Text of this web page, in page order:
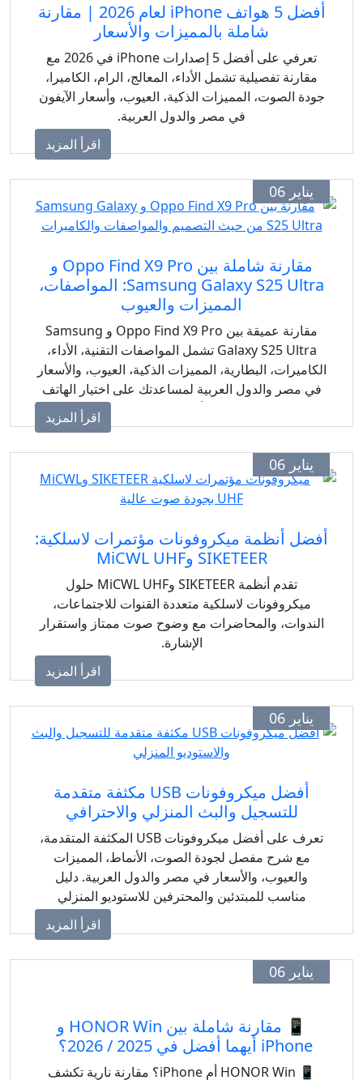
أفضل 5 هواتف iPhone لعام 2026 | مقارنة
شاملة بالمميزات والأسعار
تعرفي على أفضل 5 إصدارات iPhone في 2026 مع
مقارنة تفصيلية تشمل الأداء، المعالج، الرام، الكاميرا،
جودة الصوت، المميزات الذكية، العيوب، وأسعار الآيفون
في مصر والدول العربية.
اقرأ المزيد
يناير 06
مقارنة شاملة بين Oppo Find X9 Pro و
Samsung Galaxy S25 Ultra: المواصفات،
المميزات والعيوب
مقارنة عميقة بين Oppo Find X9 Pro و Samsung
Galaxy S25 Ultra تشمل المواصفات التقنية، الأداء،
الكاميرات، البطارية، المميزات الذكية، العيوب، والأسعار
في مصر والدول العربية لمساعدتك على اختيار الهاتف
اقرأ المزيد
يناير 06
أفضل أنظمة ميكروفونات مؤتمرات لاسلكية:
SIKETEER وMiCWL UHF
تقدم أنظمة SIKETEER وMiCWL UHF حلول
ميكروفونات لاسلكية متعددة القنوات للاجتماعات،
الندوات، والمحاضرات مع وضوح صوت ممتاز واستقرار
الإشارة.
اقرأ المزيد
يناير 06
أفضل ميكروفونات USB مكثفة متقدمة
للتسجيل والبث المنزلي والاحترافي
تعرف على أفضل ميكروفونات USB المكثفة المتقدمة،
مع شرح مفصل لجودة الصوت، الأنماط، المميزات
والعيوب، والأسعار في مصر والدول العربية. دليل
مناسب للمبتدئين والمحترفين للاستوديو المنزلي
اقرأ المزيد
📱 مقارنة شاملة بين HONOR Win و
iPhone أيهما أفضل في 2025 / 2026؟
📱 HONOR Win أم iPhone؟ مقارنة نارية تكشف